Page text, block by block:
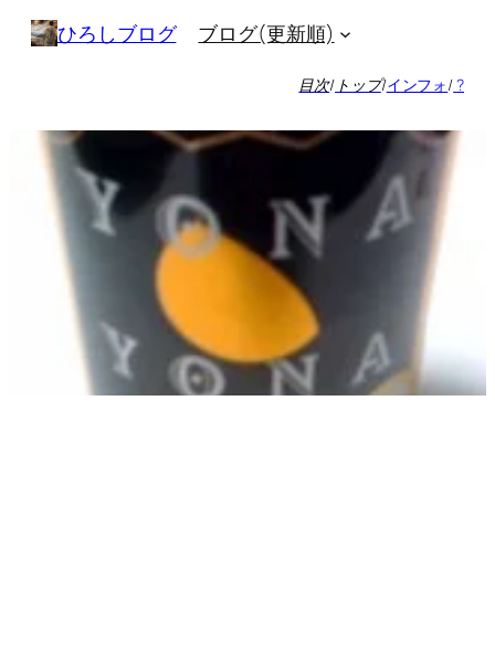
ひろしブログ ブログ(更新順)
目次/ トップ/インフォ/?